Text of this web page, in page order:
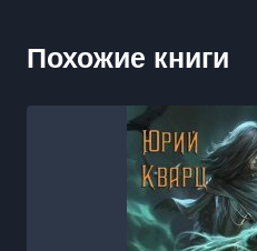
Похожие книги